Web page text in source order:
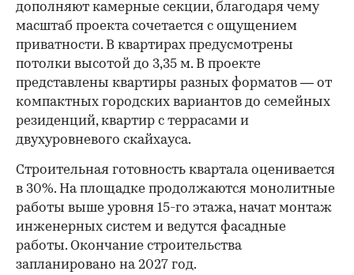
дополняют камерные секции, благодаря чему
масштаб проекта сочетается с ощущением
приватности. В квартирах предусмотрены
потолки высотой до 3,35 м. В проекте
представлены квартиры разных форматов — от
компактных городских вариантов до семейных
резиденций, квартир с террасами и
двухуровневого скайхауса.
Строительная готовность квартала оценивается
в 30%. На площадке продолжаются монолитные
работы выше уровня 15-го этажа, начат монтаж
инженерных систем и ведутся фасадные
работы. Окончание строительства
запланировано на 2027 год.